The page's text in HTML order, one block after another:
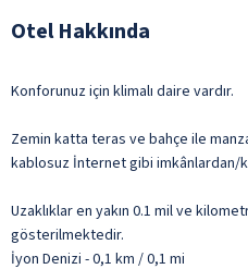
Otel Hakkında
Konforunuz için klimalı daire vardır.
Zemin katta teras ve bahçe ile
kablosuz İnternet gibi imkânlardan/
Uzaklıklar en yakın 0.1 mil ve
gösterilmektedir.
İyon Denizi - 0,1 km / 0,1 mi